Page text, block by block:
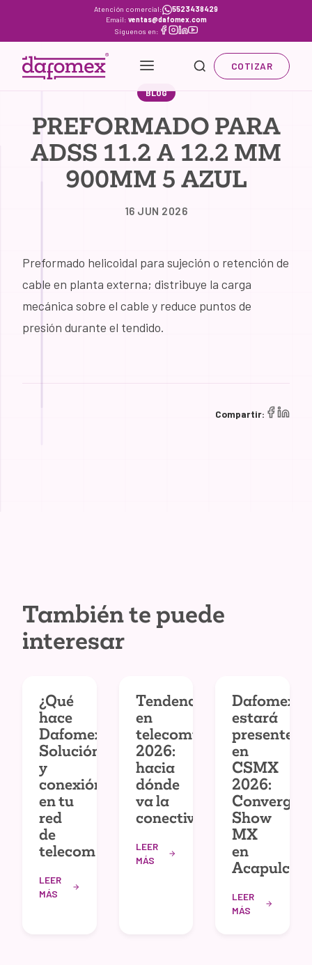
content
Atención comercial:
5523438429
Email: ventas@dafomex.com
Síguenos en:
COTIZAR
BLOG
PREFORMADO PARA
ADSS 11.2 A 12.2 MM
900MM 5 AZUL
16 JUN 2026
Preformado helicoidal para sujeción o retención de
cable en planta externa; distribuye la carga
mecánica sobre el cable y reduce puntos de
presión durante el tendido.
Compartir:
También te puede
interesar
¿Qué
hace
Dafomex?
Solución
y
conexión
en tu
red
de
telecom
LEER
MÁS
Tendencias
en
telecomunicaciones
2026:
hacia
dónde
va la
conectividad
LEER
MÁS
Dafomex
estará
presente
en
CSMX
2026:
Show
MX
en
Acapulco
LEER
MÁS